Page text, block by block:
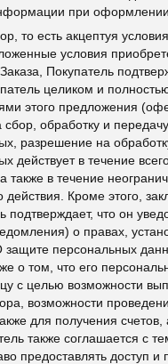
при оформлении
то есть акцептуя
условия
Покупатель
целиком и
этого предложения
обработку и передачу
разрешение на
действует в течение
также в течение
действия. Кроме этого,
подтверждает, что он
о правах,
персональных
о том, что его
с целью возможности
возможности
для получения счетов,
также соглашается с
предоставлять доступ и